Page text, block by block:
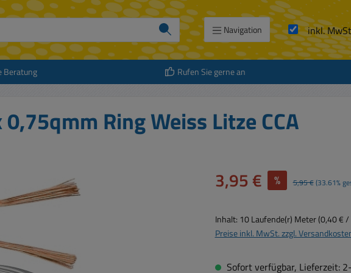
Navigation inkl.
Beratung Rufen Sie gerne an
Ring Weiss Litze CCA
Verkaufspreis:
3,95 € % Regulärer Preis:
5,95 €(33.61%
Inhalt: 10 Laufende(r) Meter(0,40 € /
Preise inkl. MwSt. zzgl.
Sofort verfügbar, Lieferzeit: